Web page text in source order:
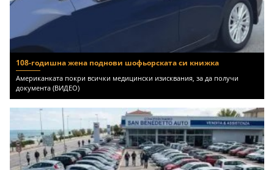
108-годишна жена поднови шофьорската си книжка
Американката покри всички медицински изисквания, за да получи
документа (ВИДЕО)